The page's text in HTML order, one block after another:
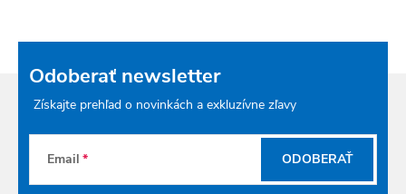
Odoberať newsletter
Získajte prehľad o novinkách a exkluzívne zľavy
Email ODOBERAŤ